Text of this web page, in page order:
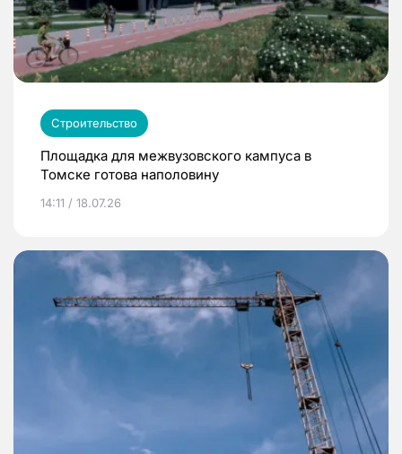
Строительство
Площадка для межвузовского кампуса в
Томске готова наполовину
14:11 / 18.07.26